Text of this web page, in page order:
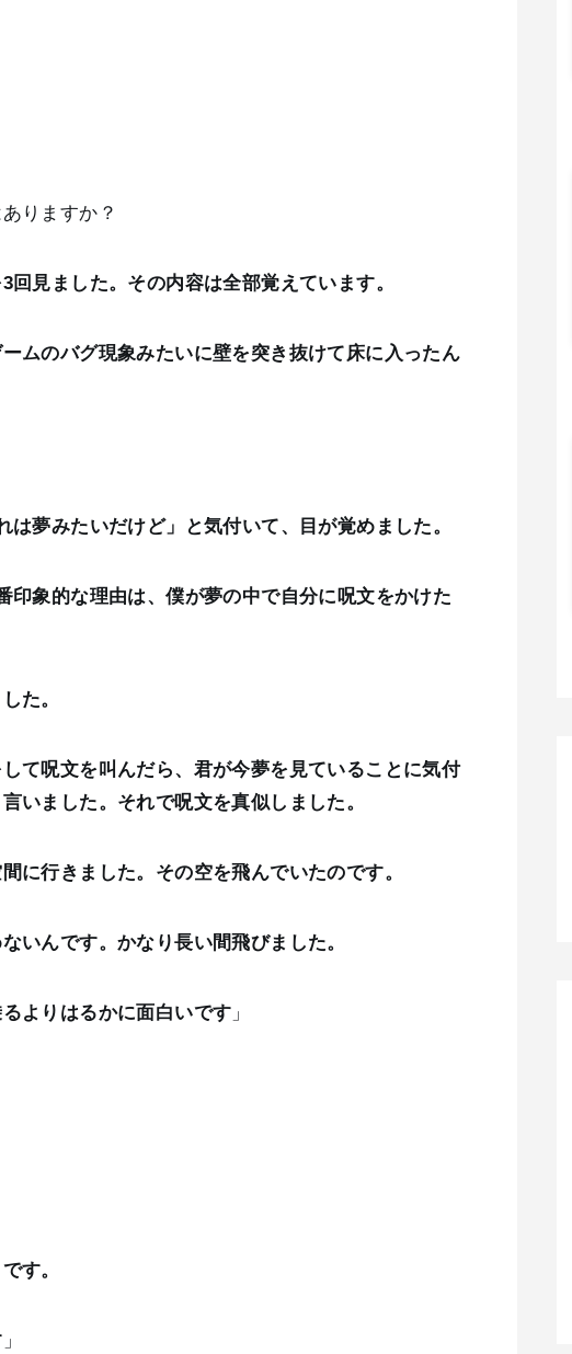
りますか？
見ました。その内容は全部覚えています。
ムのバグ現象みたいに壁を突き抜けて床に入ったん
夢みたいだけど」と気付いて、目が覚めました。
印象的な理由は、僕が夢の中で自分に呪文をかけた
た。
て呪文を叫んだら、君が今夢を見ていることに気付
いました。それで呪文を真似しました。
に行きました。その空を飛んでいたのです。
いんです。かなり長い間飛びました。
よりはるかに面白いです 」
す。
」